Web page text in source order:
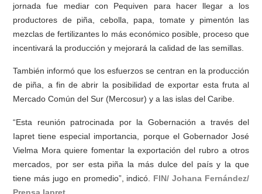
jornada fue mediar con Pequiven para hacer llegar a los
productores de piña, cebolla, papa, tomate y pimentón las
mezclas de fertilizantes lo más económico posible, proceso que
incentivará la producción y mejorará la calidad de las semillas.
También informó que los esfuerzos se centran en la producción
de piña, a fin de abrir la posibilidad de exportar esta fruta al
Mercado Común del Sur (Mercosur) y a las islas del Caribe.
“Esta reunión patrocinada por la Gobernación a través del
Iapret tiene especial importancia, porque el Gobernador José
Vielma Mora quiere fomentar la exportación del rubro a otros
mercados, por ser esta piña la más dulce del país y la que
tiene más jugo en promedio”, indicó. FIN/ Johana Fernández/
Prensa Iapret.